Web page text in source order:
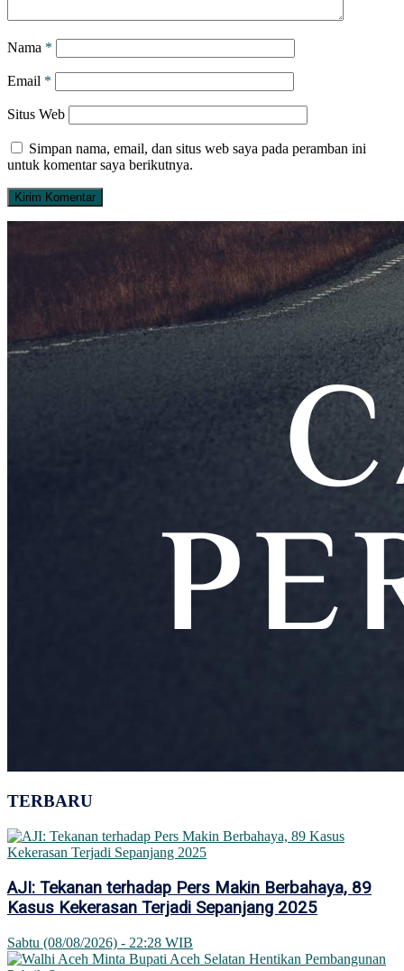
Nama *
Email *
Situs Web
Simpan nama, email, dan situs web saya pada peramban ini
untuk komentar saya berikutnya.
TERBARU
AJI: Tekanan terhadap Pers Makin Berbahaya, 89
Kasus Kekerasan Terjadi Sepanjang 2025
Sabtu (08/08/2026) - 22:28 WIB